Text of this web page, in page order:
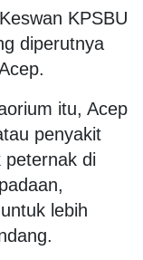
KPSBU
diperutnya
itu, Acep
penyakit
peternak di
lebih